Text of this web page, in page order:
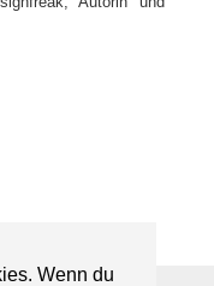
Wenn du